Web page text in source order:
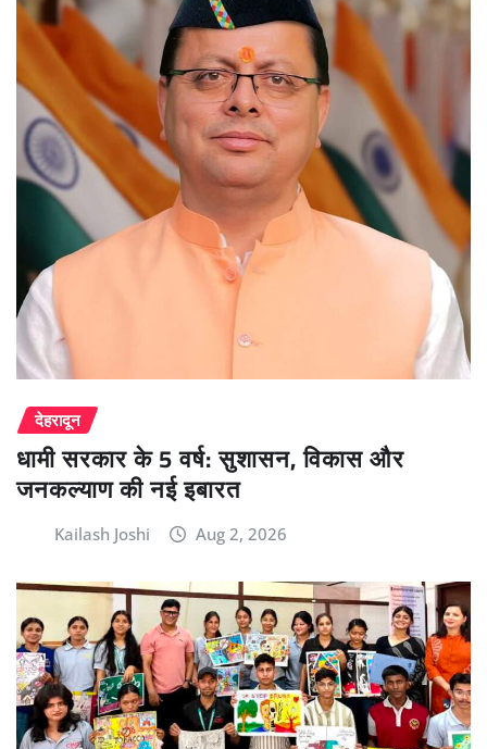
देहरादून
धामी सरकार के 5 वर्ष: सुशासन, विकास और
जनकल्याण की नई इबारत
Kailash Joshi Aug 2, 2026